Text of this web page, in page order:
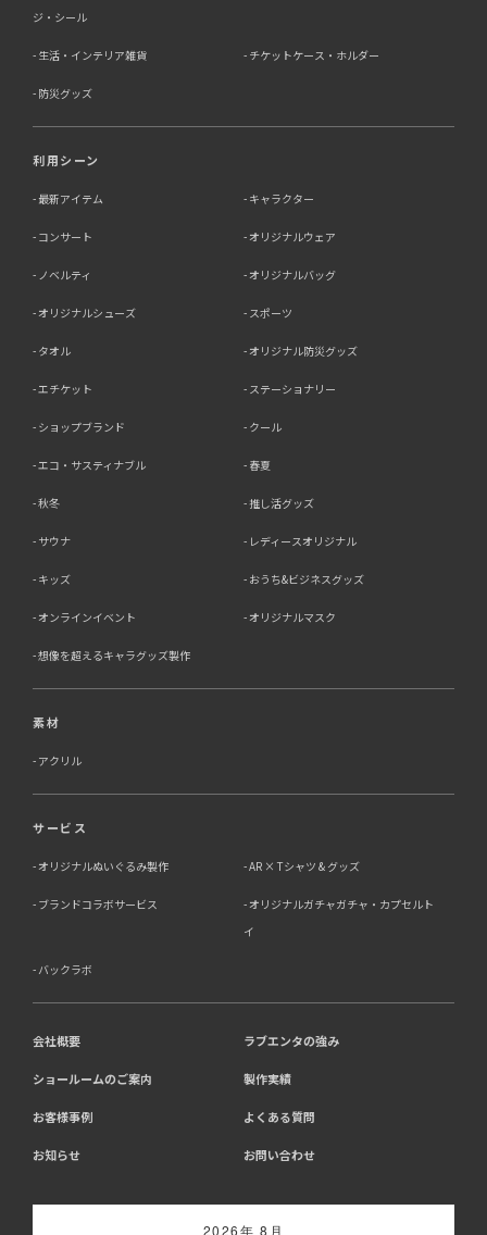
ジ・シール
生活・インテリア雑貨 チケットケース・ホルダー
防災グッズ
利用シーン
最新アイテム キャラクター
コンサート オリジナルウェア
ノベルティ オリジナルバッグ
オリジナルシューズ スポーツ
タオル オリジナル防災グッズ
エチケット ステーショナリー
ショップブランド クール
エコ・サスティナブル 春夏
秋冬 推し活グッズ
サウナ レディースオリジナル
キッズ おうち&ビジネスグッズ
オンラインイベント オリジナルマスク
想像を超えるキャラグッズ製作
素材
アクリル
サービス
オリジナルぬいぐるみ製作 AR × Tシャツ & グッズ
ブランドコラボサービス
オリジナルガチャガチャ・カプセルト
イ
バックラボ
会社概要 ラブエンタの強み
ショールームのご案内 製作実績
お客様事例 よくある質問
お知らせ お問い合わせ
2026年 8月